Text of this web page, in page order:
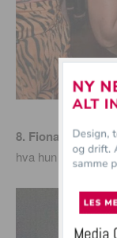
8. Fiona var helt
hva hun hadde